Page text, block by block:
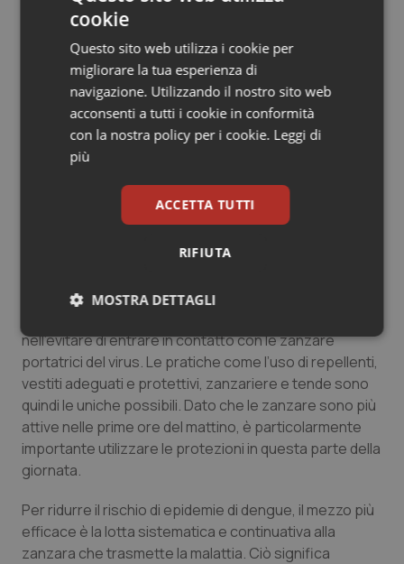
settimane.
Nel caso di dengue emorragica sono generalmente
necessarie un’osservazione ravvicinata e un
monitoraggio costante in un’unità di terapia intensiva.
Le persone infette, inoltre, dovrebbero evitare
punture di zanzara, principalmente nei primi giorni della
Per chi vive o per chi prevede di viaggiare in aree in cui
nell’evitare di entrare in contatto con le zanzare
portatrici del virus. Le pratiche come l’uso di repellenti,
vestiti adeguati e protettivi, zanzariere e tende sono
quindi le uniche possibili. Dato che le zanzare sono più
attive nelle prime ore del mattino, è particolarmente
importante utilizzare le protezioni in questa parte della
giornata.
Per ridurre il rischio di epidemie di dengue, il mezzo più
efficace è la lotta sistematica e continuativa alla
zanzara che trasmette la malattia. Ciò significa
cookie
Questo sito web utilizza i cookie per
migliorare la tua esperienza di
navigazione. Utilizzando il nostro sito web
acconsenti a tutti i cookie in conformità
con la nostra policy per i cookie. Leggi di
più
ACCETTA TUTTI
RIFIUTA
MOSTRA DETTAGLI
Necessari Statistici Marketing
sito web abilitandone funzionalità di base quali la
navigazione sulle pagine e l'accesso alle aree
protette del sito. Il sito web non è in grado di
funzionare correttamente senza questi cookie.